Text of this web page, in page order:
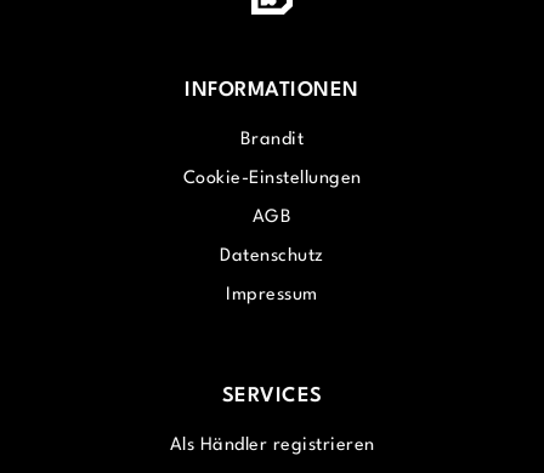
INFORMATIONEN
Brandit
Cookie-Einstellungen
AGB
Datenschutz
Impressum
SERVICES
Als Händler registrieren